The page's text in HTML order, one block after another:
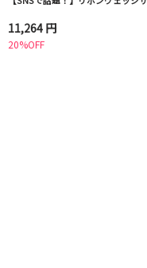
11,264 円
20%OFF